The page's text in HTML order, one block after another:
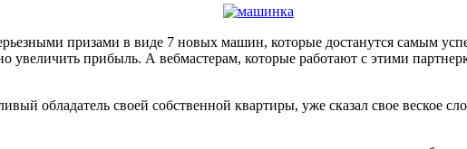
призами в виде 7 новых машин, которые достанутся самым
увеличить прибыль. А вебмастерам, которые работают с этими
обладатель своей собственной квартиры, уже сказал свое веское